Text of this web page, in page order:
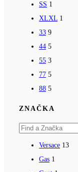
SS 1
XLXL 1
33 9
44 5
55 3
77 5
88 5
ZNAČKA
Versace 13
Gas 1